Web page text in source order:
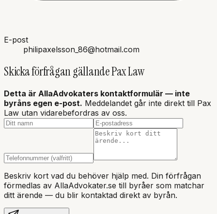
E-post
philipaxelsson_86@hotmail.com
Skicka förfrågan gällandePax Law
Detta är AllaAdvokaters kontaktformulär — inte
byråns egen e-post. Meddelandet går inte direkt till Pax
Law utan vidarebefordras av oss.
Beskriv kort vad du behöver hjälp med. Din förfrågan
förmedlas av AllaAdvokater.se till byråer som matchar
ditt ärende — du blir kontaktad direkt av byrån.